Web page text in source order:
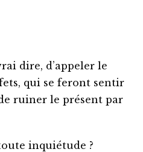
dire, d’appeler le
qui se feront sentir
ruiner le présent par
inquiétude ?